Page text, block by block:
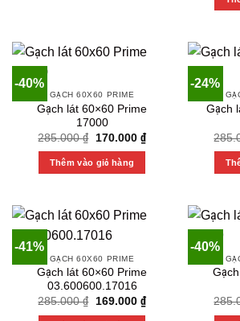
-40%
GẠCH 60X60 PRIME
Gạch lát 60×60 Prime
17000
285.000₫
Original
was:
285.000 ₫.
170.000 ₫Current
price
Thêm vào giỏ hàng
-24%
Gạch
-41%
GẠCH 60X60 PRIME
Gạch lát 60×60 Prime
03.600600.17016
285.000₫
Original
169.000 ₫Current
price
-40%